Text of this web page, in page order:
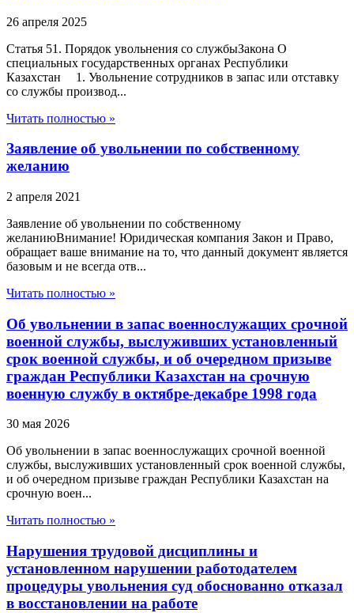
26 апреля 2025
Статья 51. Порядок увольнения со службыЗакона О
специальных государственных органах Республики
Казахстан 1. Увольнение сотрудников в запас или отставку
со службы производ...
Читать полностью »
Заявление об увольнении по собственному
желанию
2 апреля 2021
Заявление об увольнении по собственному
желаниюВнимание! Юридическая компания Закон и Право,
обращает ваше внимание на то, что данный документ является
базовым и не всегда отв...
Читать полностью »
Об увольнении в запас военнослужащих срочной
военной службы, выслуживших установленный
срок военной службы, и об очередном призыве
граждан Республики Казахстан на срочную
военную службу в октябре-декабре 1998 года
30 мая 2026
Об увольнении в запас военнослужащих срочной военной
службы, выслуживших установленный срок военной службы,
и об очередном призыве граждан Республики Казахстан на
срочную воен...
Читать полностью »
Нарушения трудовой дисциплины и
установленном нарушении работодателем
процедуры увольнения суд обоснованно отказал
в восстановлении на работе